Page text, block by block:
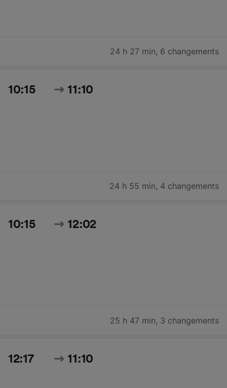
24 h 27 min, 6 changements
10:15 11:10
24 h 55 min, 4 changements
10:15 12:02
25 h 47 min, 3 changements
12:17 11:10